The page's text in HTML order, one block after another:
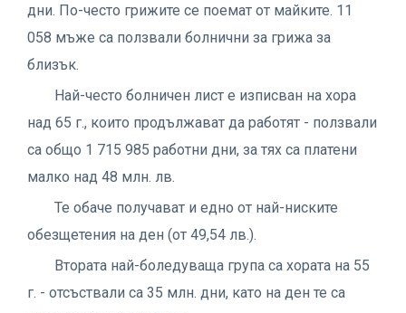
дни. По-често грижите се поемат от майките. 11
058 мъже са ползвали болнични за грижа за
близък.
Най-често болничен лист е изписван на хора
над 65 г., които продължават да работят - ползвали
са общо 1 715 985 работни дни, за тях са платени
малко над 48 млн. лв.
Те обаче получават и едно от най-ниските
обезщетения на ден (от 49,54 лв.).
Втората най-боледуваща група са хората на 55
г. - отсъствали са 35 млн. дни, като на ден те са